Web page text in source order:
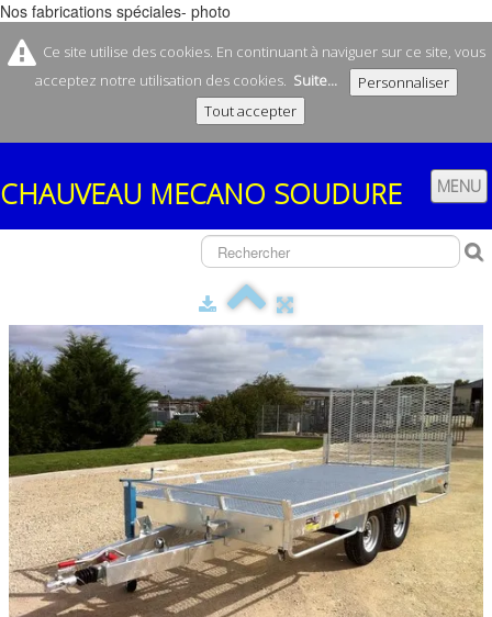
Nos fabrications spéciales- photo
Ce site utilise des cookies. En continuant à naviguer sur ce site, vous
acceptez notre utilisation des cookies. Suite...
Personnaliser
Tout accepter
CHAUVEAU MECANO SOUDURE MENU
CONTACT
NOS REMORQUES▼
NOS FABRICATIONS▼
BOUTIQUE ▼
0